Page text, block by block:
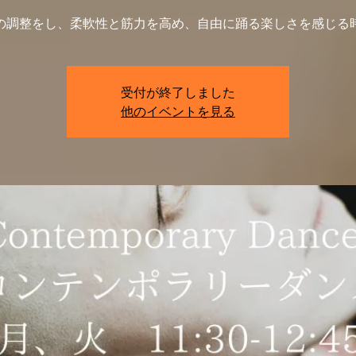
調整をし、柔軟性と筋力を高め、自由に踊る楽しさを感じる
受付が終了しました
他のイベントを見る